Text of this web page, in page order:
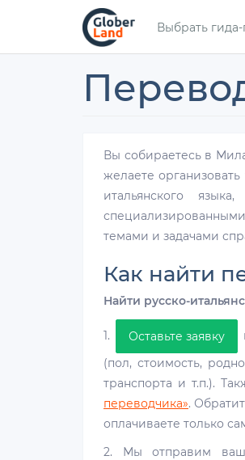
Выбрать
Вы собираетесь в
желаете
итальянского
темами и задачами
Как найти
Найти русско-
1. Оставьте заявку
(пол, стоимость,
транспорта и т.п.).
переводчика».
оплачиваете только
2. Мы отправим